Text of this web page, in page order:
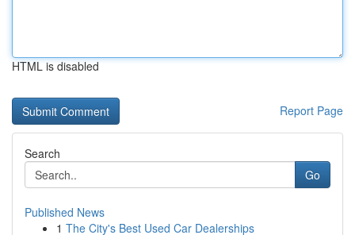
HTML is disabled
Report Page
Search
Go
Published News
1 The City's Best Used Car Dealerships